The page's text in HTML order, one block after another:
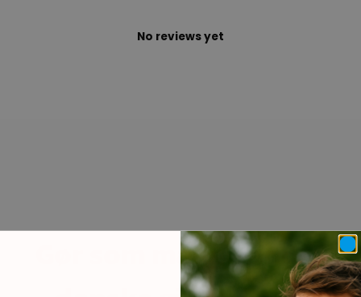
No reviews yet
Gør som mange andre